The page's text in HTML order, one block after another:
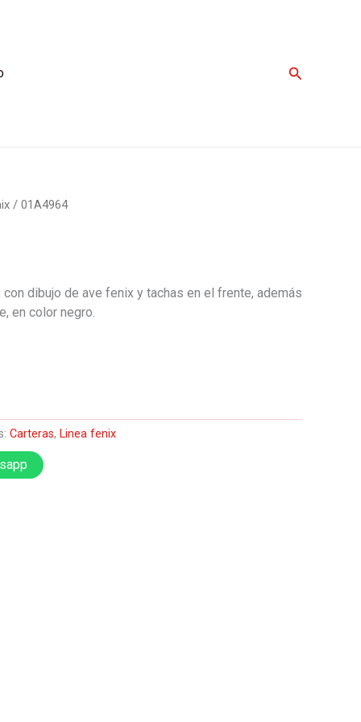
Buscar
/ 01A4964
con dibujo de ave fenix y tachas en el frente, además
en color negro.
Carteras, Linea fenix